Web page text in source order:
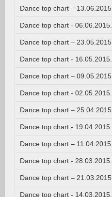
Dance top chart – 13.06.2015.
Dance top chart - 06.06.2015.
Dance top chart – 23.05.2015.
Dance top chart - 16.05.2015.
Dance top chart – 09.05.2015.
Dance top chart - 02.05.2015.
Dance top chart – 25.04.2015.
Dance top chart - 19.04.2015.
Dance top chart – 11.04.2015.
Dance top chart - 28.03.2015.
Dance top chart – 21.03.2015.
Dance top chart - 14.03.2015.